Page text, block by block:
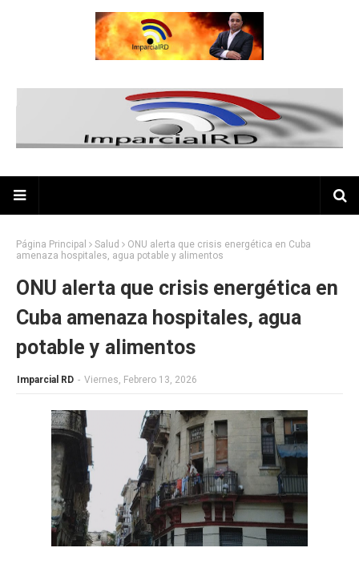
Página Principal Salud
ONU alerta que crisis energética en Cuba
amenaza hospitales, agua potable y alimentos
ONU alerta que crisis energética en
Cuba amenaza hospitales, agua
potable y alimentos
Imparcial RD - Viernes, Febrero 13, 2026